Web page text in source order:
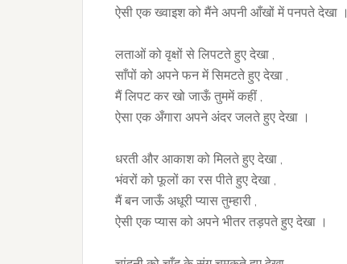
ऐसी एक ख्वाइश को मैंने अपनी आँखों में पनपते देखा ।
लताओं को वृक्षों से लिपटते हुए देखा ,
साँपों को अपने फन में सिमटते हुए देखा ,
मैं लिपट कर खो जाऊँ तुममें कहीं ,
ऐसा एक अँगारा अपने अंदर जलते हुए देखा ।
धरती और आकाश को मिलते हुए देखा ,
भंवरों को फूलों का रस पीते हुए देखा ,
मैं बन जाऊँ अधूरी प्यास तुम्हारी ,
ऐसी एक प्यास को अपने भीतर तड़पते हुए देखा ।